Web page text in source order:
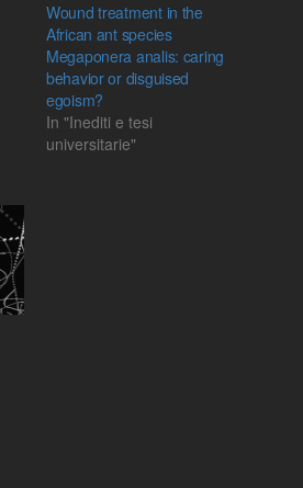
Wound treatment in the
African ant species
Megaponera analis: caring
behavior or disguised
egoism?
In "Inediti e tesi
universitarie"